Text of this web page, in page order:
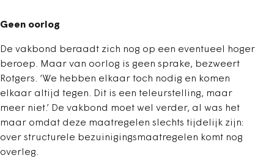
Geen oorlog
De vakbond beraadt zich nog op een eventueel hoger
beroep. Maar van oorlog is geen sprake, bezweert
Rotgers. ‘We hebben elkaar toch nodig en komen
elkaar altijd tegen. Dit is een teleurstelling, maar
meer niet.’ De vakbond moet wel verder, al was het
maar omdat deze maatregelen slechts tijdelijk zijn:
over structurele bezuinigingsmaatregelen komt nog
overleg.